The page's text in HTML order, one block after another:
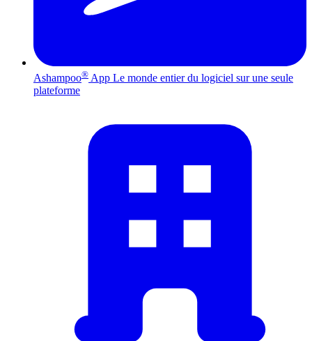
Ashampoo® App Le monde entier du logiciel sur une seule
plateforme